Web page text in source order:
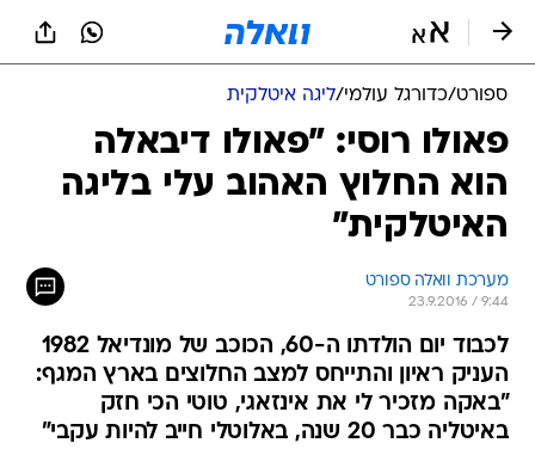
ספורט/כדורגל עולמי/ליגה איטלקית
פאולו רוסי: "פאולו דיבאלה
הוא החלוץ האהוב עלי בליגה
האיטלקית"
מערכת וואלה ספורט
23.9.2016 / 9:44
לכבוד יום הולדתו ה-60, הכוכב של מונדיאל 1982
העניק ראיון והתייחס למצב החלוצים בארץ המגף:
"באקה מזכיר לי את אינזאגי, טוטי הכי חזק
באיטליה כבר 20 שנה, באלוטלי חייב להיות עקבי"